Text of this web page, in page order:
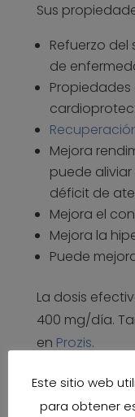
Sus
Refuerzo
de
Mejora
puede
déficit de
Mejora el
Mejora la
Puede
La dosis
400 mg/día.
en Prozis.
Este sitio web
para obtener